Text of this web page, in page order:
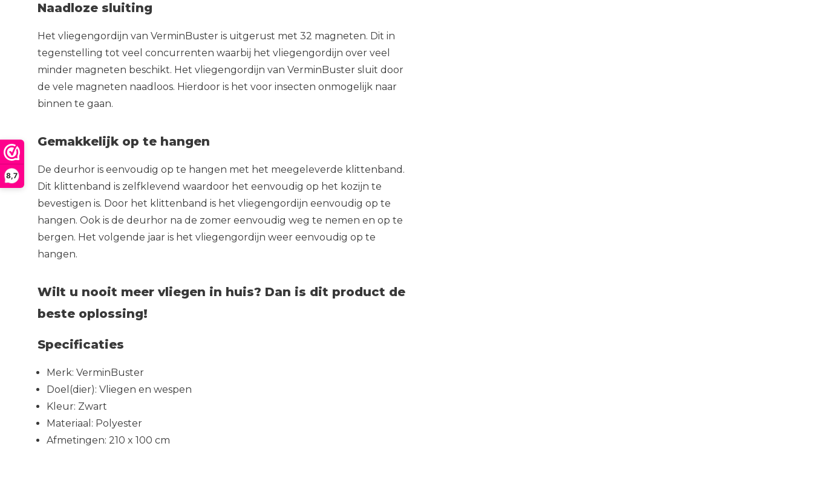
8,7
Naadloze sluiting
Het vliegengordijn van VerminBuster is uitgerust met 32 magneten. Dit in
tegenstelling tot veel concurrenten waarbij het vliegengordijn over veel
minder magneten beschikt. Het vliegengordijn van VerminBuster sluit door
de vele magneten naadloos. Hierdoor is het voor insecten onmogelijk naar
binnen te gaan.
Gemakkelijk op te hangen
De deurhor is eenvoudig op te hangen met het meegeleverde klittenband.
Dit klittenband is zelfklevend waardoor het eenvoudig op het kozijn te
bevestigen is. Door het klittenband is het vliegengordijn eenvoudig op te
hangen. Ook is de deurhor na de zomer eenvoudig weg te nemen en op te
bergen. Het volgende jaar is het vliegengordijn weer eenvoudig op te
hangen.
Wilt u nooit meer vliegen in huis? Dan is dit product de
beste oplossing!
Specificaties
Merk: VerminBuster
Doel(dier): Vliegen en wespen
Kleur: Zwart
Materiaal: Polyester
Afmetingen: 210 x 100 cm